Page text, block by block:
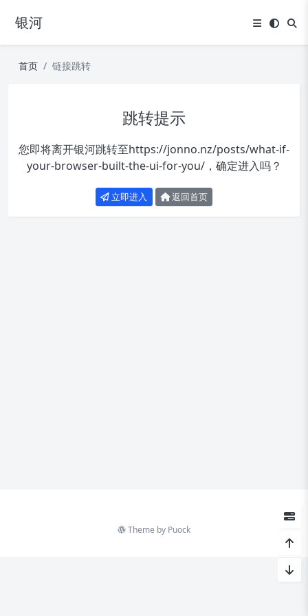
银河
首页 链接跳转
跳转提示
您即将离开银河跳转至https://jonno.nz/posts/what-if-
your-browser-built-the-ui-for-you/，确定进入吗？
立即进入 返回首页
Theme by Puock